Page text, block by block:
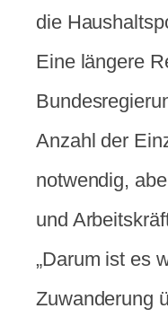
die
Eine längere
Anzahl der
notwendig,
und
„Darum ist es
Zuwanderung